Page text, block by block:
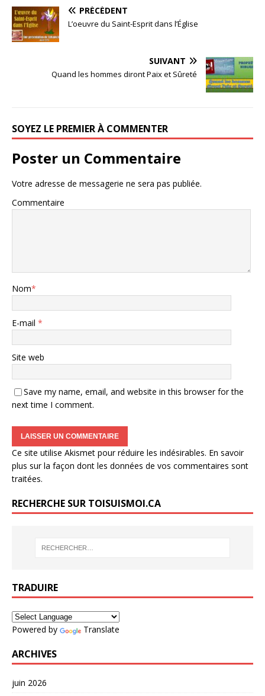
PRÉCÉDENT
L’oeuvre du Saint-Esprit dans l’Église
SUIVANT
Quand les hommes diront Paix et Sûreté
SOYEZ LE PREMIER À COMMENTER
Poster un Commentaire
Votre adresse de messagerie ne sera pas publiée.
Commentaire
Nom*
E-mail *
Site web
Save my name, email, and website in this browser for the
next time I comment.
Ce site utilise Akismet pour réduire les indésirables. En savoir
plus sur la façon dont les données de vos commentaires sont
traitées.
RECHERCHE SUR TOISUISMOI.CA
TRADUIRE
Powered by Translate
ARCHIVES
juin 2026